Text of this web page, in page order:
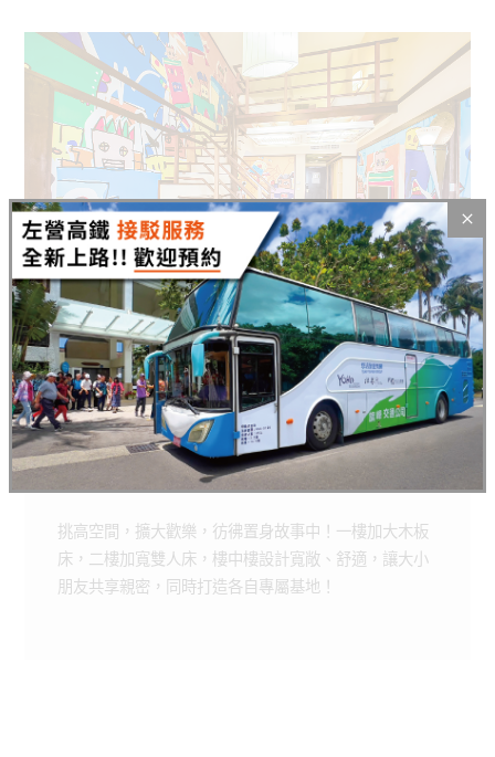
寶貝樓中樓家庭房
適合人數:2人至5人
挑高空間，擴大歡樂，彷彿置身故事中！一樓加大木板
床，二樓加寬雙人床，樓中樓設計寬敞、舒適，讓大小
朋友共享親密，同時打造各自專屬基地！
寶貝樓中樓家庭房
Baby Entresol
快來探索更多悠活的小秘密
BOOKING